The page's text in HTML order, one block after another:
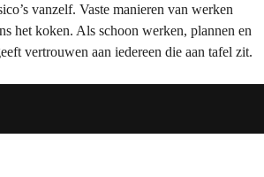
vanzelf. Vaste manieren van werken
het koken. Als schoon werken, plannen en
vertrouwen aan iedereen die aan tafel zit.